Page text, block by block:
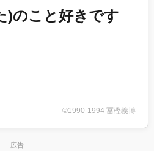
のこと好きです
©1990-1994 冨樫義博
広告